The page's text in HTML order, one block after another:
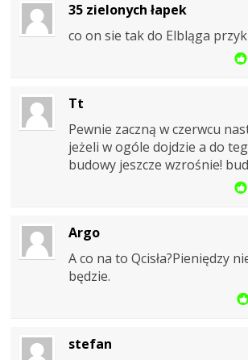
35 zielonych łapek
co on sie tak do Elbląga
Tt
Pewnie zaczną w czerwcu
jeżeli w ogóle dojdzie a do
budowy jeszcze wzrośnie!
Argo
A co na to Qcisła?Pieniędzy
będzie.
stefan